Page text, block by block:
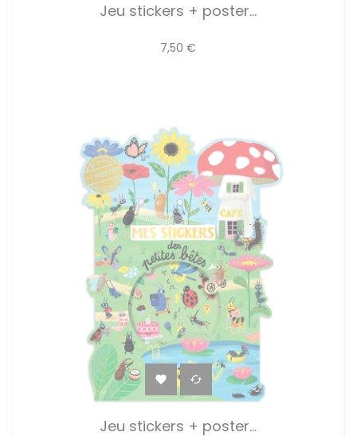
Jeu stickers + poster...
7,50 €
 
Jeu stickers + poster...